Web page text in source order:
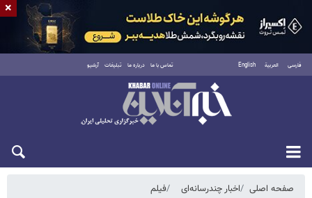
فارسی العربية English تماس با ما درباره ما تبلیغات آرشیو
دوشنبه ۱۹ مرداد ۱۴۰۵
صفحه اصلی اخبار چندرسانه‌ای فیلم
×